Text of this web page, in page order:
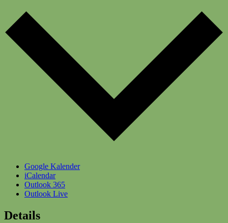
Google Kalender
iCalendar
Outlook 365
Outlook Live
Details